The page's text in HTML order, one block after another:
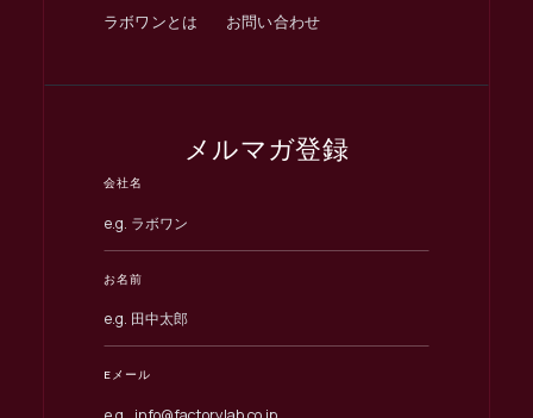
ラボワンとは
お問い合わせ
メルマガ登録
会社名
お名前
Eメール